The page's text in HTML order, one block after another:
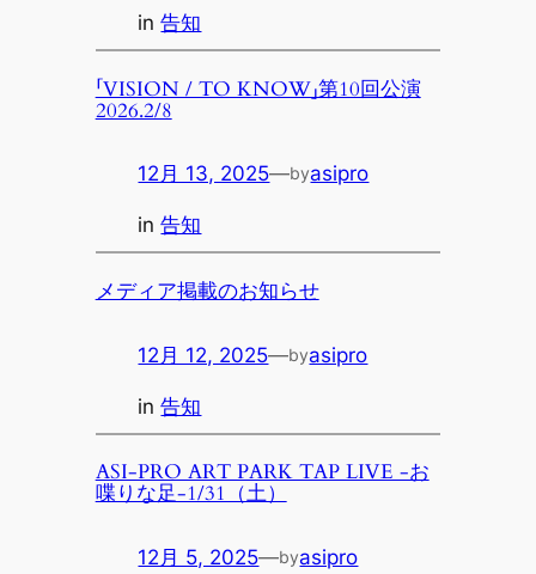
in告知
「VISION / TO KNOW」第10回公演
2026.2/8
12月 13, 2025—byasipro
in告知
メディア掲載のお知らせ
12月 12, 2025—byasipro
in告知
ASI-PRO ART PARK TAP LIVE -お
喋りな足-1/31（土）
12月 5, 2025—byasipro